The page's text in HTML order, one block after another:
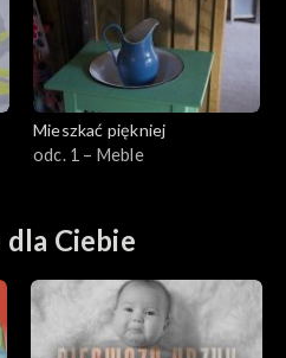
Mieszkać piękniej
odc. 1 – Meble
Ciebie